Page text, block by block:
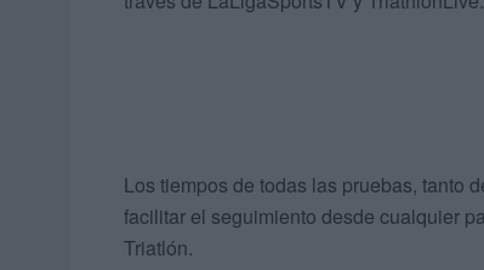
Los tiempos de todas las pruebas, tanto
facilitar el seguimiento desde cualquier
Triatlón.